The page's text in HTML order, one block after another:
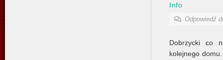
Info
Odpowiedź
Dobrzycki co
kolejnego